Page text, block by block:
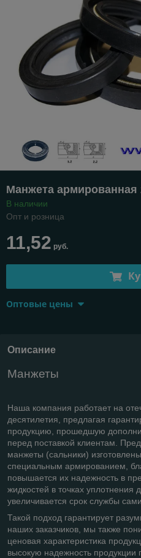
Манжета армированная
В наличии
Опт и розница
11,52 руб.
Оптовые цены
Описание
Манжеты
Наша компания работает на
десятилетия, предлагая
продукцию, прошедшую
перед поставкой клиентам.
манжеты (сальники)
специальным армированием,
повышается их надежность в
жидкостей в точках уплотнения
увеличивается срок службы
Такой подход гарантирует
наших заказчиков, мы также
ценовая характеристика
высокую надежность